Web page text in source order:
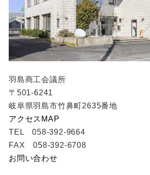
羽島商工会議所
〒501-6241
岐阜県羽島市竹鼻町2635番地
アクセスMAP
TEL 058-392-9664
FAX 058-392-6708
お問い合わせ